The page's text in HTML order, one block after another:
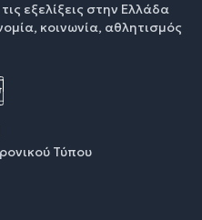
εξελίξεις στην Ελλάδα
κοινωνία, αθλητισμός
Τύπου